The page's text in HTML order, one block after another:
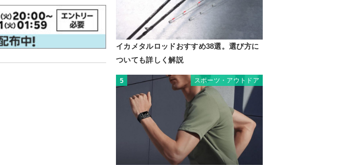
イカメタルロッドおすすめ38選。選び方に
ついても詳しく解説
5 スポーツ・アウトドア